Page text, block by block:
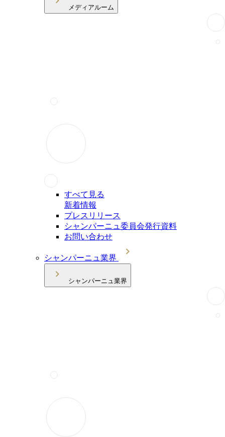
メディアルーム
すべて見る
新着情報
プレスリリース
シャンパーニュ委員会発行資料
お問い合わせ
シャンパーニュ業界
シャンパーニュ業界